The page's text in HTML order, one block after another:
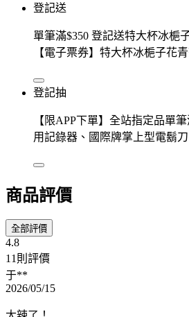
登記送
單筆滿$350 登記送特大杯冰梔
【電子票券】特大杯冰梔子花
登記抽
【限APP下單】全站指定品單
用記錄器、國際牌掌上型電鬍
商品評價
全部評價
4.8
11則評價
于**
2026/05/15